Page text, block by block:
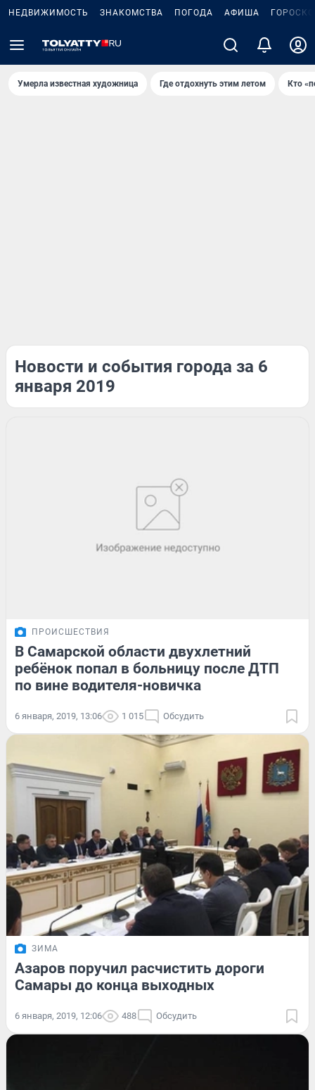
НЕДВИЖИМОСТЬ ЗНАКОМСТВА ПОГОДА АФИША
Умерла известная художница Где отдохнуть этим летом Кто
Новости и события города за 6
января 2019
ПРОИСШЕСТВИЯ
В Самарской области двухлетний
ребёнок попал в больницу после ДТП
по вине водителя-новичка
6 января, 2019, 13:06 1 015 Обсудить
ЗИМА
Азаров поручил расчистить дороги
Самары до конца выходных
6 января, 2019, 12:06 488 Обсудить